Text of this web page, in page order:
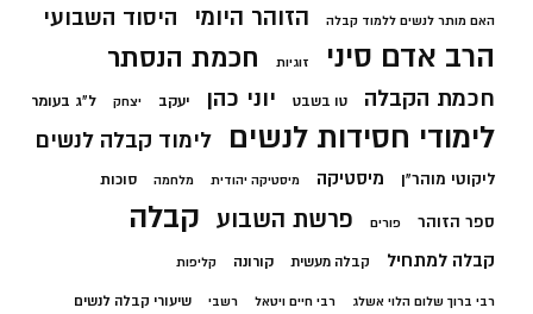
האם מותר לנשים ללמוד קבלה הזוהר היומי היסוד השבועי
הרב אדם סיני זוגיות חכמת הנסתר
חכמת הקבלה טו בשבט יוני כהן יעקב יצחק ל"ג בעומר
לימודי חסידות לנשים לימוד קבלה לנשים
ליקוטי מוהר"ן מיסטיקה מיסטיקה יהודית מלחמה סוכות
ספר הזוהר פורים פרשת השבוע קבלה
קבלה למתחיל קבלה מעשית קורונה קליפות
רבי ברוך שלום הלוי אשלג רבי חיים ויטאל רשבי שיעורי קבלה לנשים